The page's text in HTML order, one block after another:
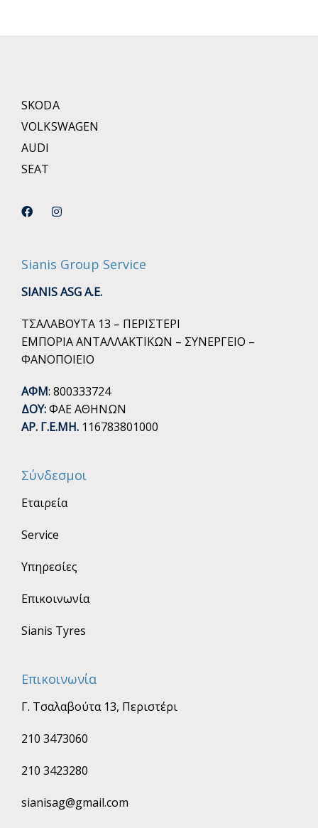
SKODA
VOLKSWAGEN
AUDI
SEAT
Sianis Group Service
SIANIS ASG A.E.
ΤΣΑΛΑΒΟΥΤΑ 13 – ΠΕΡΙΣΤΕΡΙ
ΕΜΠΟΡΙΑ ΑΝΤΑΛΛΑΚΤΙΚΩΝ – ΣΥΝΕΡΓΕΙΟ –
ΦΑΝΟΠΟΙΕΙΟ
ΑΦΜ: 800333724
ΔΟΥ:ΦΑΕ ΑΘΗΝΩΝ
ΑΡ. Γ.Ε.ΜΗ. 116783801000
Σύνδεσμοι
Εταιρεία
Service
Υπηρεσίες
Επικοινωνία
Sianis Tyres
Επικοινωνία
Γ. Τσαλαβούτα 13, Περιστέρι
210 3473060
210 3423280
sianisag@gmail.com